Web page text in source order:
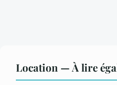
Location — À lire